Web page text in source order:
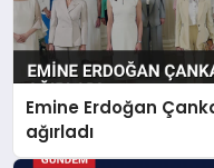
Emine Erdoğan
ağırladı